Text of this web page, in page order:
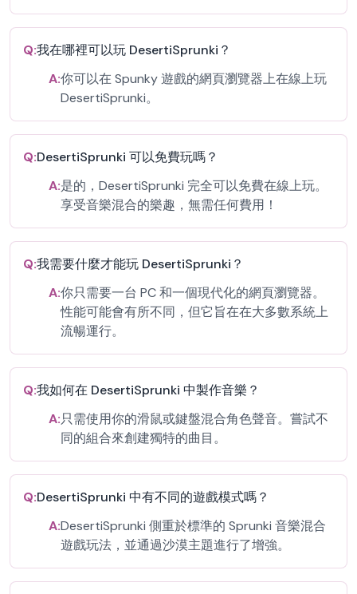
Q:我在哪裡可以玩 DesertiSprunki？
A:你可以在 Spunky 遊戲的網頁瀏覽器上在線上玩
DesertiSprunki。
Q:DesertiSprunki 可以免費玩嗎？
A:是的，DesertiSprunki 完全可以免費在線上玩。
享受音樂混合的樂趣，無需任何費用！
Q:我需要什麼才能玩 DesertiSprunki？
A:你只需要一台 PC 和一個現代化的網頁瀏覽器。
性能可能會有所不同，但它旨在在大多數系統上
流暢運行。
Q:我如何在 DesertiSprunki 中製作音樂？
A:只需使用你的滑鼠或鍵盤混合角色聲音。嘗試不
同的組合來創建獨特的曲目。
Q:DesertiSprunki 中有不同的遊戲模式嗎？
A:DesertiSprunki 側重於標準的 Sprunki 音樂混合
遊戲玩法，並通過沙漠主題進行了增強。